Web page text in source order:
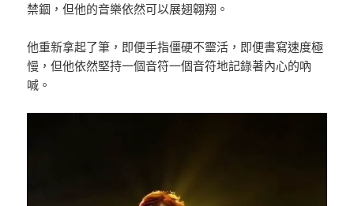
禁錮，但他的音樂依然可以展翅翱翔。
他重新拿起了筆，即便手指僵硬不靈活，即便書寫速度極
慢，但他依然堅持一個音符一個音符地記錄著內心的吶
喊。